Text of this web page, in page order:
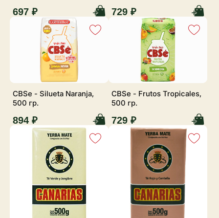
697 ₽ 729 ₽
CBSe - Silueta Naranja,
500 гр.
894 ₽
CBSe - Frutos Tropicales,
500 гр.
729 ₽